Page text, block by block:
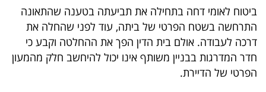
40
שיתופי
פעולה
ביטוח לאומי דחה בתחילה את תביעתה בטענה שהתאונה
התרחשה בשטח הפרטי של ביתה, עוד לפני שהחלה את
דרכה לעבודה. אולם בית הדין הפך את ההחלטה וקבע כי
חדר המדרגות בבניין משותף אינו יכול להיחשב חלק מהמעון
הפרטי של הדיירת.